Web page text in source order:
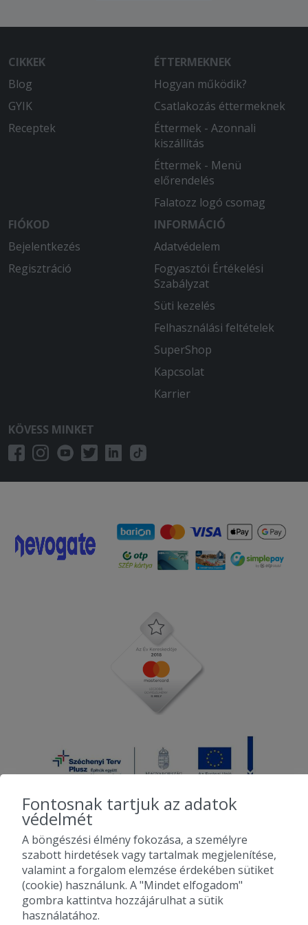
órát vartunk a rendelésre. Másrészt a
futár teljesen mashova vitte a
rendelést ugy kellett utanna menni,
miközben direkt oda írtam
megjegyzésbe hogy kérem hívjon
telefonon. Az étel minősége is pocsék
volt. Tehát köszönöm, de legközelebb
ezt az éttermet elkeruljuk.
CIKKEK
Blog
GYIK
Receptek
ÉTTERMEKNEK
Hogyan működik?
Csatlakozás éttermeknek
Éttermek - Azonnali
kiszállítás
Éttermek - Menü
előrendelés
Falatozz logó csomag
FIÓKOD
Bejelentkezés
Regisztráció
INFORMÁCIÓ
Adatvédelem
Fogyasztói Értékelési
Szabályzat
Süti kezelés
Felhasználási feltételek
SuperShop
Kapcsolat
Karrier
KÖVESS MINKET
2010-2026 Copyright - Falatozz.hu - Diston-line Kft.
Pizza, gyros, hamburger, menük kedvező áron, egy helyen az összes
étterem ajánlata.
Fontosnak tartjuk az adatok
védelmét
A böngészési élmény fokozása, a személyre
szabott hirdetések vagy tartalmak megjelenítése,
valamint a forgalom elemzése érdekében sütiket
(cookie) használunk. A "Mindet elfogadom"
gombra kattintva hozzájárulhat a sütik
használatához.